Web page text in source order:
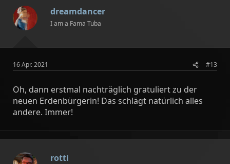
o
n
e
dreamdancer
I am a Fama Tuba
16 Apr. 2021 #13
Oh, dann erstmal nachträglich gratuliert zu der
neuen Erdenbürgerin! Das schlägt natürlich alles
andere. Immer!
rotti